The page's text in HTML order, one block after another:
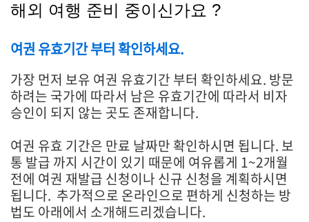
해외 여행 준비 중이신가요 ?
여권 유효기간 부터 확인하세요.
가장 먼저 보유 여권 유효기간 부터 확인하세요. 방문
하려는 국가에 따라서 남은 유효기간에 따라서 비자
승인이 되지 않는 곳도 존재합니다.
여권 유효 기간은 만료 날짜만 확인하시면 됩니다. 보
통 발급 까지 시간이 있기 때문에 여유롭게 1~2개월
전에 여권 재발급 신청이나 신규 신청을 계획하시면
됩니다. 추가적으로 온라인으로 편하게 신청하는 방
법도 아래에서 소개해드리겠습니다.